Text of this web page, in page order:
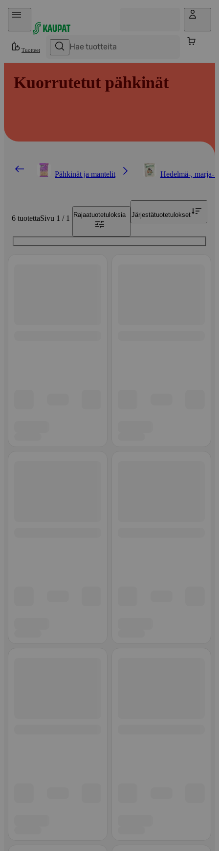
Hyppää sisältöön
Tuotteet
Kuorrutetut pähkinät
Pähkinät ja mantelit Hedelmä-, marja-
6 tuotettaSivu 1 / 1 Rajaatuotetuloksia Järjestätuotetulokset